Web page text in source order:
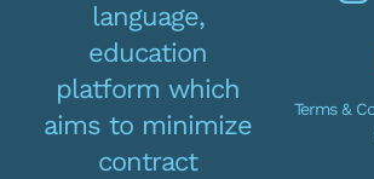
language,
education
platform which
aims to minimize
contract
Terms &